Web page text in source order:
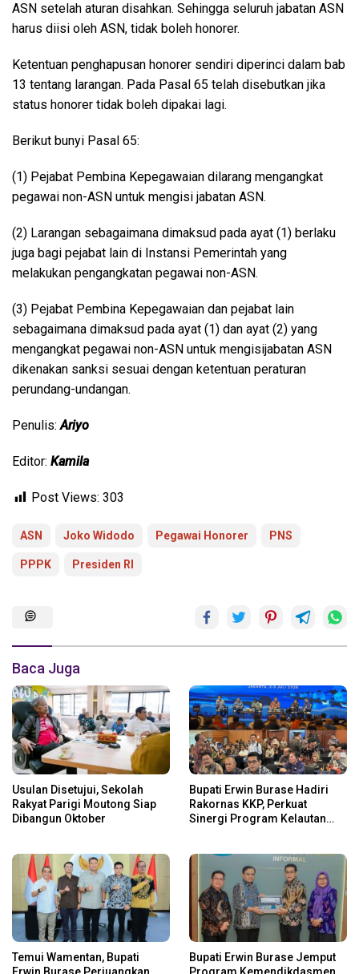
ASN setelah aturan disahkan. Sehingga seluruh jabatan ASN
harus diisi oleh ASN, tidak boleh honorer.
Ketentuan penghapusan honorer sendiri diperinci dalam bab
13 tentang larangan. Pada Pasal 65 telah disebutkan jika
status honorer tidak boleh dipakai lagi.
Berikut bunyi Pasal 65:
(1) Pejabat Pembina Kepegawaian dilarang mengangkat
pegawai non-ASN untuk mengisi jabatan ASN.
(2) Larangan sebagaimana dimaksud pada ayat (1) berlaku
juga bagi pejabat lain di Instansi Pemerintah yang
melakukan pengangkatan pegawai non-ASN.
(3) Pejabat Pembina Kepegawaian dan pejabat lain
sebagaimana dimaksud pada ayat (1) dan ayat (2) yang
mengangkat pegawai non-ASN untuk mengisijabatan ASN
dikenakan sanksi sesuai dengan ketentuan peraturan
perundang-undangan.
Penulis:Ariyo
Editor: Kamila
Post Views: 303
ASN Joko Widodo Pegawai Honorer PNS
PPPK Presiden RI
Baca Juga
Usulan Disetujui, Sekolah
Rakyat Parigi Moutong Siap
Dibangun Oktober
Bupati Erwin Burase Hadiri
Rakornas KKP, Perkuat
Sinergi Program Kelautan
Temui Wamentan, Bupati
Bupati Erwin Burase Jemput